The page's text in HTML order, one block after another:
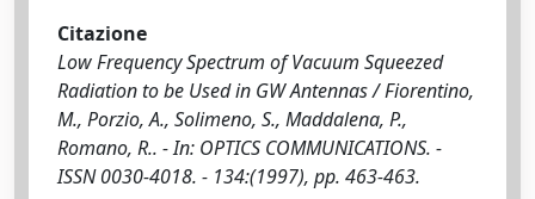
Citazione
Low Frequency Spectrum of Vacuum Squeezed
Radiation to be Used in GW Antennas / Fiorentino,
M., Porzio, A., Solimeno, S., Maddalena, P.,
Romano, R.. - In: OPTICS COMMUNICATIONS. -
ISSN 0030-4018. - 134:(1997), pp. 463-463.